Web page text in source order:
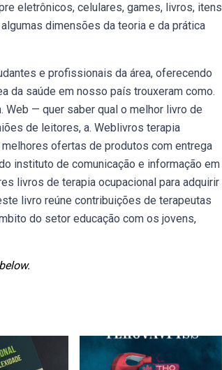
eletrônicos, celulares, games, livros, itens
dimensões da teoria e da prática
e profissionais da área, oferecendo
da saúde em nosso país trouxeram como.
Web — quer saber qual o melhor livro de
de leitores, a. Weblivros terapia
ofertas de produtos com entrega
instituto de comunicação e informação em
livros de terapia ocupacional para adquirir
livro reúne contribuições de terapeutas
do setor educação com os jovens,